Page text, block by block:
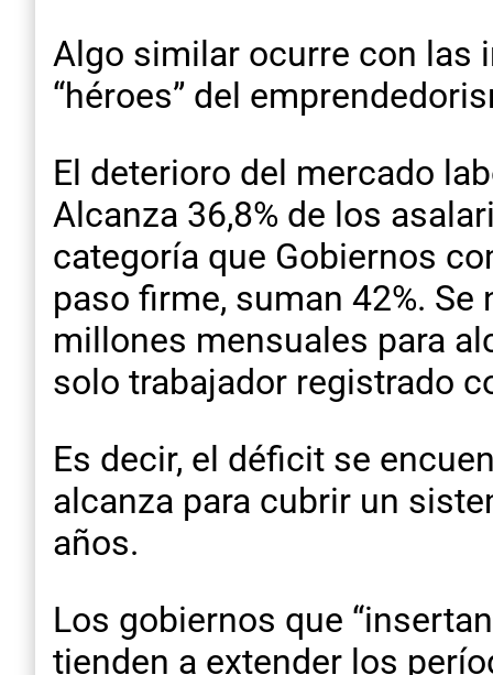
Algo similar ocurre con las
“héroes” del
El deterioro del mercado
Alcanza 36,8% de los
categoría que Gobiernos
paso firme, suman 42%.
millones mensuales para
solo trabajador registrado
Es decir, el déficit se
alcanza para cubrir un
años.
Los gobiernos que
tienden a extender los